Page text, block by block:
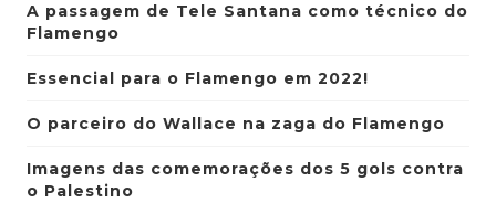
A passagem de Tele Santana como técnico do
Flamengo
Essencial para o Flamengo em 2022!
O parceiro do Wallace na zaga do Flamengo
Imagens das comemorações dos 5 gols contra
o Palestino